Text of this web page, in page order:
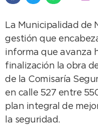
La Municipalidad de
gestión que
informa que avanza
finalización la obra
de la Comisaría
en calle 527 entre
plan integral de
la seguridad.